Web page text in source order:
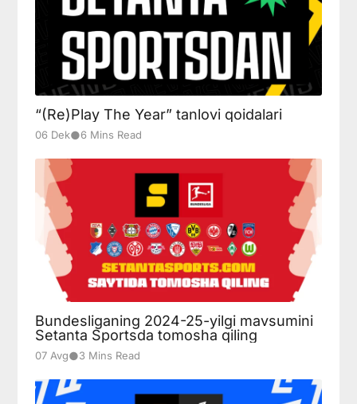
“(Re)Play The Year” tanlovi qoidalari
06 Dek●6 Mins Read
Bundesliganing 2024-25-yilgi mavsumini
Setanta Sportsda tomosha qiling
07 Avg●3 Mins Read